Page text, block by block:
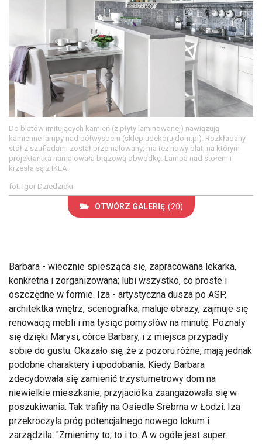
Do blatów imitujących kamień (z płyty laminowanej) nawiązują
kamienne lampy nad półwyspem (sklep udekorujdom.pl). Rozkładany
stół z szufladami został przemalowany; ma też nowy blat, na którym
projektantka namalowała brązową obwódkę. Lampa nad stołem i
krzesła są z IKEA.
fot. Igor Dziedzicki
OTWÓRZ GALERIĘ (20)
Barbara - wiecznie spiesząca się, zapracowana lekarka,
konkretna i zorganizowana; lubi wszystko, co proste i
oszczędne w formie. Iza - artystyczna dusza po ASP,
architektka wnętrz, scenografka; maluje obrazy, zajmuje się
renowacją mebli i ma tysiąc pomysłów na minutę. Poznały
się dzięki Marysi, córce Barbary, i z miejsca przypadły
sobie do gustu. Okazało się, że z pozoru różne, mają jednak
podobne charaktery i upodobania. Kiedy Barbara
zdecydowała się zamienić trzystumetrowy dom na
niewielkie mieszkanie, przyjaciółka zaangażowała się w
poszukiwania. Tak trafiły na Osiedle Srebrna w Łodzi. Iza
przekroczyła próg potencjalnego nowego lokum i
zarządziła: "Zmienimy to, to i to. A w ogóle jest super.